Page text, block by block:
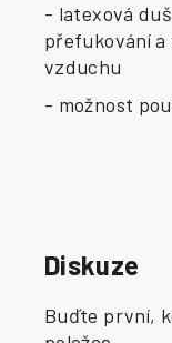
- latexová
přefukování
vzduchu
- možnost
Diskuze
Buďte první,